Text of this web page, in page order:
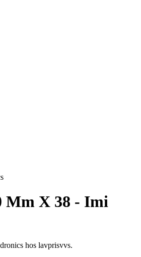
Mm X 38 - Imi
hos lavprisvvs.